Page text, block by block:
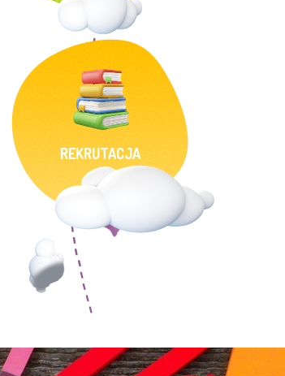
REKRUTACJA